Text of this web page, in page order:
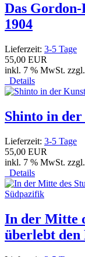
Das
1904
Lieferzeit: 3-5 Tage
55,00 EUR
inkl. 7 % MwSt. zzgl.
Details
Shinto in der
Lieferzeit: 3-5 Tage
55,00 EUR
inkl. 7 % MwSt. zzgl.
Details
In der Mitte
überlebt